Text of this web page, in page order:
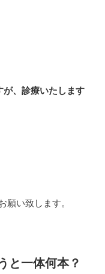
、診療いたします
願い致します。
と一体何本？